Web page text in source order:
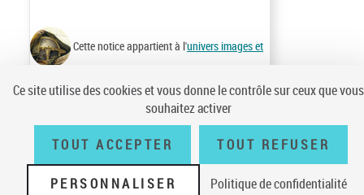
Cette notice appartient à l'univers images et
Conditions générales d'utilisation | Plan du site
Écrire à la
BnF | Accessibilité (non conforme) | V 23.1.0
Ce site utilise des cookies et vous donne le contrôle sur ceux que vous
souhaitez activer
TOUT ACCEPTER TOUT REFUSER
PERSONNALISER Politique de confidentialité